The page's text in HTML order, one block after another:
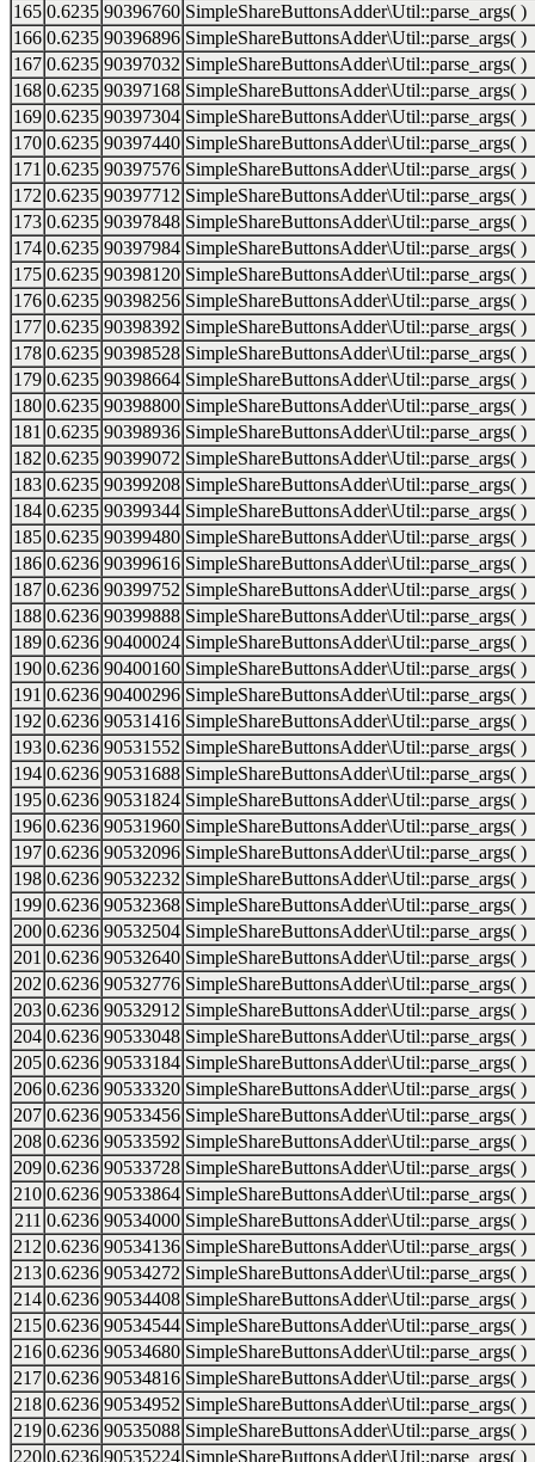
165 0.6235 90396760 SimpleShareButtonsAdder\Util::parse_args( )
166 0.6235 90396896 SimpleShareButtonsAdder\Util::parse_args( )
167 0.6235 90397032 SimpleShareButtonsAdder\Util::parse_args( )
168 0.6235 90397168 SimpleShareButtonsAdder\Util::parse_args( )
169 0.6235 90397304 SimpleShareButtonsAdder\Util::parse_args( )
170 0.6235 90397440 SimpleShareButtonsAdder\Util::parse_args( )
171 0.6235 90397576 SimpleShareButtonsAdder\Util::parse_args( )
172 0.6235 90397712 SimpleShareButtonsAdder\Util::parse_args( )
173 0.6235 90397848 SimpleShareButtonsAdder\Util::parse_args( )
174 0.6235 90397984 SimpleShareButtonsAdder\Util::parse_args( )
175 0.6235 90398120 SimpleShareButtonsAdder\Util::parse_args( )
176 0.6235 90398256 SimpleShareButtonsAdder\Util::parse_args( )
177 0.6235 90398392 SimpleShareButtonsAdder\Util::parse_args( )
178 0.6235 90398528 SimpleShareButtonsAdder\Util::parse_args( )
179 0.6235 90398664 SimpleShareButtonsAdder\Util::parse_args( )
180 0.6235 90398800 SimpleShareButtonsAdder\Util::parse_args( )
181 0.6235 90398936 SimpleShareButtonsAdder\Util::parse_args( )
182 0.6235 90399072 SimpleShareButtonsAdder\Util::parse_args( )
183 0.6235 90399208 SimpleShareButtonsAdder\Util::parse_args( )
184 0.6235 90399344 SimpleShareButtonsAdder\Util::parse_args( )
185 0.6235 90399480 SimpleShareButtonsAdder\Util::parse_args( )
186 0.6236 90399616 SimpleShareButtonsAdder\Util::parse_args( )
187 0.6236 90399752 SimpleShareButtonsAdder\Util::parse_args( )
188 0.6236 90399888 SimpleShareButtonsAdder\Util::parse_args( )
189 0.6236 90400024 SimpleShareButtonsAdder\Util::parse_args( )
190 0.6236 90400160 SimpleShareButtonsAdder\Util::parse_args( )
191 0.6236 90400296 SimpleShareButtonsAdder\Util::parse_args( )
192 0.6236 90531416 SimpleShareButtonsAdder\Util::parse_args( )
193 0.6236 90531552 SimpleShareButtonsAdder\Util::parse_args( )
194 0.6236 90531688 SimpleShareButtonsAdder\Util::parse_args( )
195 0.6236 90531824 SimpleShareButtonsAdder\Util::parse_args( )
196 0.6236 90531960 SimpleShareButtonsAdder\Util::parse_args( )
197 0.6236 90532096 SimpleShareButtonsAdder\Util::parse_args( )
198 0.6236 90532232 SimpleShareButtonsAdder\Util::parse_args( )
199 0.6236 90532368 SimpleShareButtonsAdder\Util::parse_args( )
200 0.6236 90532504 SimpleShareButtonsAdder\Util::parse_args( )
201 0.6236 90532640 SimpleShareButtonsAdder\Util::parse_args( )
202 0.6236 90532776 SimpleShareButtonsAdder\Util::parse_args( )
203 0.6236 90532912 SimpleShareButtonsAdder\Util::parse_args( )
204 0.6236 90533048 SimpleShareButtonsAdder\Util::parse_args( )
205 0.6236 90533184 SimpleShareButtonsAdder\Util::parse_args( )
206 0.6236 90533320 SimpleShareButtonsAdder\Util::parse_args( )
207 0.6236 90533456 SimpleShareButtonsAdder\Util::parse_args( )
208 0.6236 90533592 SimpleShareButtonsAdder\Util::parse_args( )
209 0.6236 90533728 SimpleShareButtonsAdder\Util::parse_args( )
210 0.6236 90533864 SimpleShareButtonsAdder\Util::parse_args( )
211 0.6236 90534000 SimpleShareButtonsAdder\Util::parse_args( )
212 0.6236 90534136 SimpleShareButtonsAdder\Util::parse_args( )
213 0.6236 90534272 SimpleShareButtonsAdder\Util::parse_args( )
214 0.6236 90534408 SimpleShareButtonsAdder\Util::parse_args( )
215 0.6236 90534544 SimpleShareButtonsAdder\Util::parse_args( )
216 0.6236 90534680 SimpleShareButtonsAdder\Util::parse_args( )
217 0.6236 90534816 SimpleShareButtonsAdder\Util::parse_args( )
218 0.6236 90534952 SimpleShareButtonsAdder\Util::parse_args( )
219 0.6236 90535088 SimpleShareButtonsAdder\Util::parse_args( )
220 0.6236 90535224 SimpleShareButtonsAdder\Util::parse_args( )